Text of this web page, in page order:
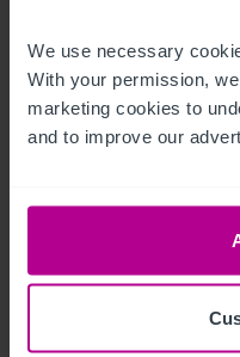
We use necessary
With your permission,
marketing cookies to
and to improve our
Restaurant
Télécharger le